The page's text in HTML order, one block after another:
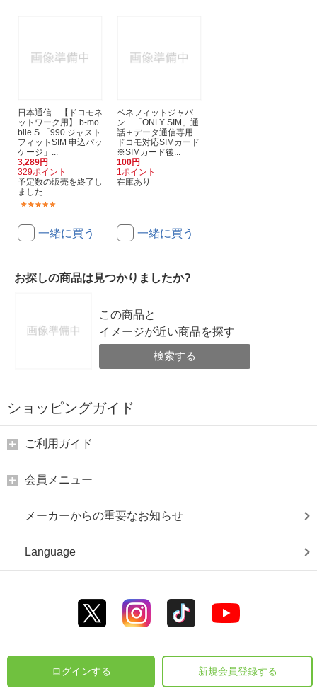
日本通信 【ドコモネ
ットワーク用】 b-mo
bile S 「990 ジャスト
フィットSIM 申込パッ
ケージ」...
3,289円
329ポイント
予定数の販売を終了し
ました
一緒に買う
ベネフィットジャパ
ン 「ONLY SIM」通
話＋データ通信専用
ドコモ対応SIMカード
※SIMカード後...
100円
1ポイント
在庫あり
一緒に買う
お探しの商品は見つかりましたか?
この商品と
イメージが近い商品を探す
検索する
ショッピングガイド
ご利用ガイド
会員メニュー
メーカーからの重要なお知らせ
Language
ログインする 新規会員登録する